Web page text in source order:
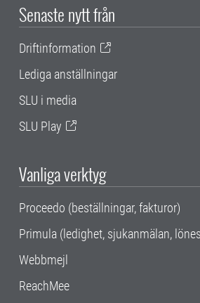
Senaste nytt från
Driftinformation
Lediga anställningar
SLU i media
SLU Play
Vanliga verktyg
Proceedo (beställningar, fakturor)
Primula (ledighet, sjukanmälan,
Webbmejl
ReachMee